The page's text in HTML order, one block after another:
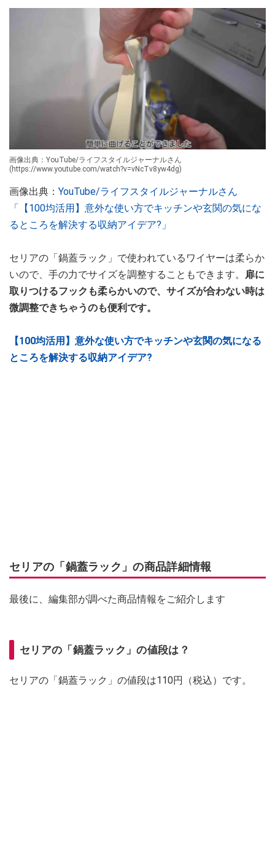
画像出典：YouTube/ライフスタイルジャーナルさん
(https://www.youtube.com/watch?v=vNcTv8yw4dg)
画像出典： YouTube/ライフスタイルジャーナルさん
「【100均活用】意外な使い方でキッチンや玄関の気にな
るところを解決する収納アイデア?」
セリアの「鍋蓋ラック」で使われているワイヤーは柔らか
いので、手の力でサイズを調整することもできます。 扉に
取りつけるフックも柔らかいので、サイズが合わない時は
微調整できちゃうのも便利です。
【100均活用】意外な使い方でキッチンや玄関の気になる
ところを解決する収納アイデア?
セリアの「鍋蓋ラック」の商品詳細情報
最後に、編集部が調べた商品情報をご紹介します
セリアの「鍋蓋ラック」の値段は？
セリアの「鍋蓋ラック」の値段は110円（税込）です。